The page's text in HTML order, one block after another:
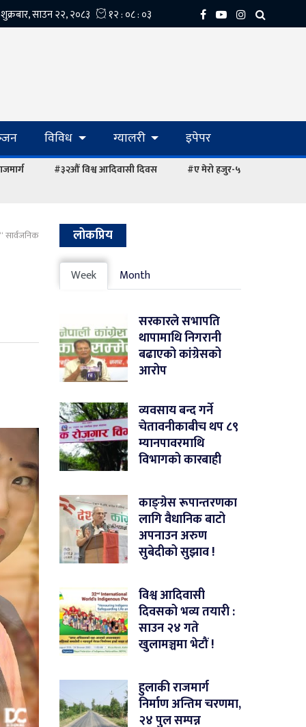
विविध ग्यालरी इपेपर
#३२औं विश्व आदिवासी दिवस
#ए मेरो हजुर-५
सार्वजनिक लोकप्रिय
Week Month
सरकारले सभापति
थापामाथि निगरानी
बढाएको कांग्रेसको
आरोप
व्यवसाय बन्द गर्ने
चेतावनीकाबीच थप ८९
म्यानपावरमाथि
विभागको कारबाही
काङ्ग्रेस रूपान्तरणका
लागि वैधानिक बाटो
अपनाउन अरुण
सुबेदीको सुझाव !
विश्व आदिवासी
दिवसको भव्य तयारी :
साउन २४ गते
खुलामञ्चमा भेटौं !
हुलाकी राजमार्ग
निर्माण अन्तिम चरणमा,
२४ पुल सम्पन्न